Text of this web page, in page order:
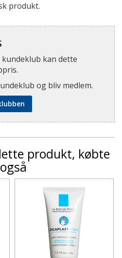
produkt.
kundeklub kan dette
og bliv medlem.
produkt, købte
også